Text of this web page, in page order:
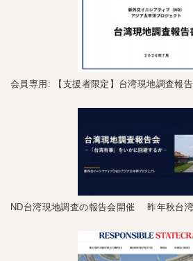
会員専用: 【支援者限定】台湾現地調査報
ND台湾現地調査の報告会開催 昨年秋台